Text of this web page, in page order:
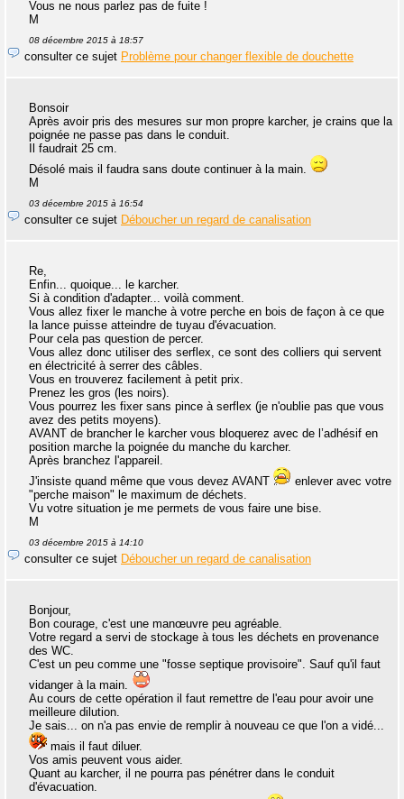
Vous ne nous parlez pas de fuite !
M
08 décembre 2015 à 18:57
consulter ce sujet Problème pour changer flexible de douchette
Bonsoir
Après avoir pris des mesures sur mon propre karcher, je crains que la
poignée ne passe pas dans le conduit.
Il faudrait 25 cm.
Désolé mais il faudra sans doute continuer à la main.
M
03 décembre 2015 à 16:54
consulter ce sujet Déboucher un regard de canalisation
Re,
Enfin... quoique... le karcher.
Si à condition d'adapter... voilà comment.
Vous allez fixer le manche à votre perche en bois de façon à ce que
la lance puisse atteindre de tuyau d'évacuation.
Pour cela pas question de percer.
Vous allez donc utiliser des serflex, ce sont des colliers qui servent
en électricité à serrer des câbles.
Vous en trouverez facilement à petit prix.
Prenez les gros (les noirs).
Vous pourrez les fixer sans pince à serflex (je n'oublie pas que vous
avez des petits moyens).
AVANT de brancher le karcher vous bloquerez avec de l’adhésif en
position marche la poignée du manche du karcher.
Après branchez l'appareil.
J'insiste quand même que vous devez AVANT
enlever avec votre
"perche maison" le maximum de déchets.
Vu votre situation je me permets de vous faire une bise.
M
03 décembre 2015 à 14:10
consulter ce sujet Déboucher un regard de canalisation
Bonjour,
Bon courage, c'est une manœuvre peu agréable.
Votre regard a servi de stockage à tous les déchets en provenance
des WC.
C'est un peu comme une "fosse septique provisoire". Sauf qu'il faut
vidanger à la main.
Au cours de cette opération il faut remettre de l'eau pour avoir une
meilleure dilution.
Je sais... on n'a pas envie de remplir à nouveau ce que l'on a vidé...
mais il faut diluer.
Vos amis peuvent vous aider.
Quant au karcher, il ne pourra pas pénétrer dans le conduit
d'évacuation.